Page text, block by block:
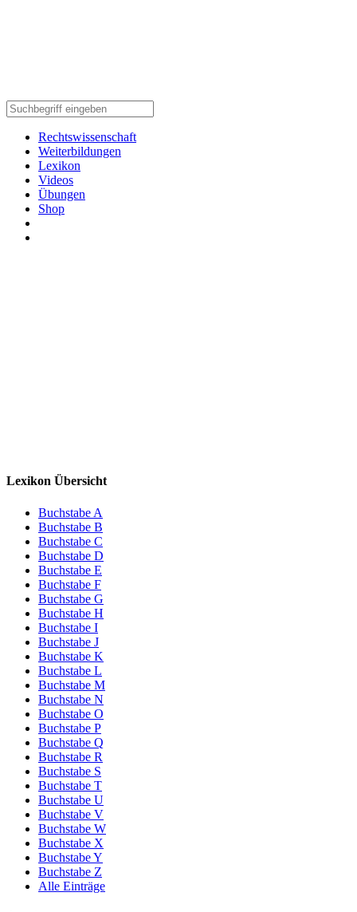
Rechtswissenschaft
Weiterbildungen
Lexikon
Videos
Übungen
Shop
Lexikon Übersicht
Buchstabe A
Buchstabe B
Buchstabe C
Buchstabe D
Buchstabe E
Buchstabe F
Buchstabe G
Buchstabe H
Buchstabe I
Buchstabe J
Buchstabe K
Buchstabe L
Buchstabe M
Buchstabe N
Buchstabe O
Buchstabe P
Buchstabe Q
Buchstabe R
Buchstabe S
Buchstabe T
Buchstabe U
Buchstabe V
Buchstabe W
Buchstabe X
Buchstabe Y
Buchstabe Z
Alle Einträge